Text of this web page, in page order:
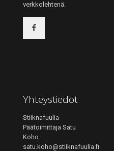
verkkolehtenä.
Yhteystiedot
Stiiknafuulia
Päätoimittaja Satu
Koho
satu.koho@stiiknafuulia.fi